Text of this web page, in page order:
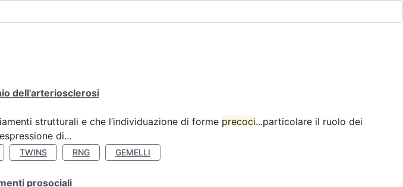
dell'arteriosclerosi
strutturali e che l’individuazione di forme precoci...particolare il ruolo dei
di...
TWINS RNG GEMELLI
prosociali